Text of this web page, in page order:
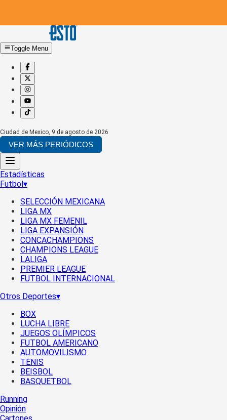
Toggle Menu
Ciudad de Mexico, 9 de agosto de 2026
VER MÁS PERIÓDICOS
Estadísticas
Futbol▾
SELECCIÓN MEXICANA
LIGA MX
LIGA MX FEMENIL
LIGA EXPANSIÓN
CONCACHAMPIONS
CHAMPIONS LEAGUE
LALIGA
PREMIER LEAGUE
FUTBOL INTERNACIONAL
Otros Deportes▾
BOX
LUCHA LIBRE
JUEGOS OLÍMPICOS
FUTBOL AMERICANO
AUTOMOVILISMO
TENIS
BEISBOL
BASQUETBOL
Running
Opinión